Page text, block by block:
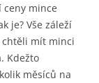
mince
je? Vše záleží
chtěli mít minci
Kdežto
měsíců na